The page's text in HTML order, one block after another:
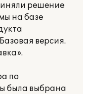
решение
на базе
версия.
по
была выбрана